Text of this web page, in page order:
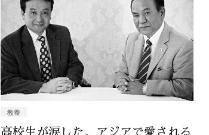
教養
高校生が涙した、アジアで愛される